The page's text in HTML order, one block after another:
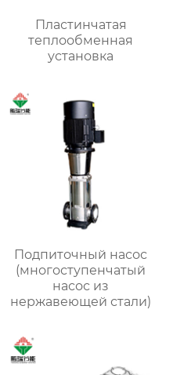
Пластинчатая
теплообменная
установка
Подпиточный насос
(многоступенчатый
насос из
нержавеющей стали)